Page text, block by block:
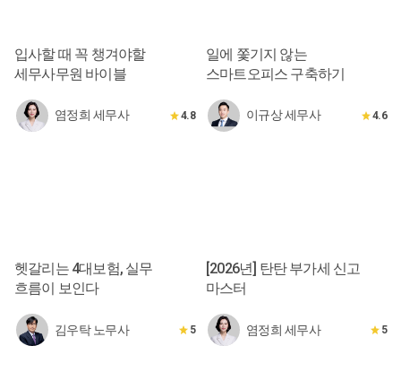
입사할 때 꼭 챙겨야할
세무사무원 바이블
염정희 세무사 4.8
일에 쫓기지 않는
스마트오피스 구축하기
이규상 세무사 4.6
헷갈리는 4대보험, 실무
흐름이 보인다
김우탁 노무사 5
[2026년] 탄탄 부가세 신고
마스터
염정희 세무사 5